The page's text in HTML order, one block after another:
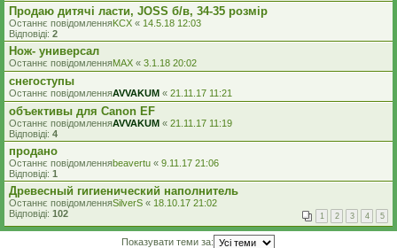
Продаю дитячі ласти, JOSS б/в, 34-35 розмір
Останнє повідомленняKCX « 14.5.18 12:03
Відповіді: 2
Нож- универсал
Останнє повідомленняMAX « 3.1.18 20:02
снегоступы
Останнє повідомленняAVVAKUM « 21.11.17 11:21
объективы для Canon EF
Останнє повідомленняAVVAKUM « 21.11.17 11:19
Відповіді: 4
продано
Останнє повідомленняbeavertu « 9.11.17 21:06
Відповіді: 1
Древесный гигиенический наполнитель
Останнє повідомленняSilverS « 18.10.17 21:02
Відповіді: 102 1 2 3 4 5
Показувати теми за: